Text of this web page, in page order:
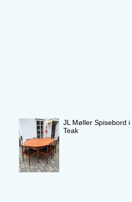
JL Møller Spisebord i
Teak